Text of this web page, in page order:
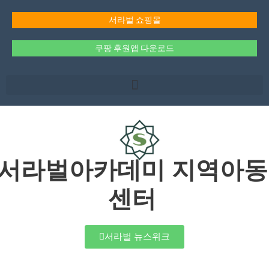
서라벌 쇼핑몰
쿠팡 후원앱 다운로드
라벌아카데미 지역아동
센터
서라벌 뉴스위크